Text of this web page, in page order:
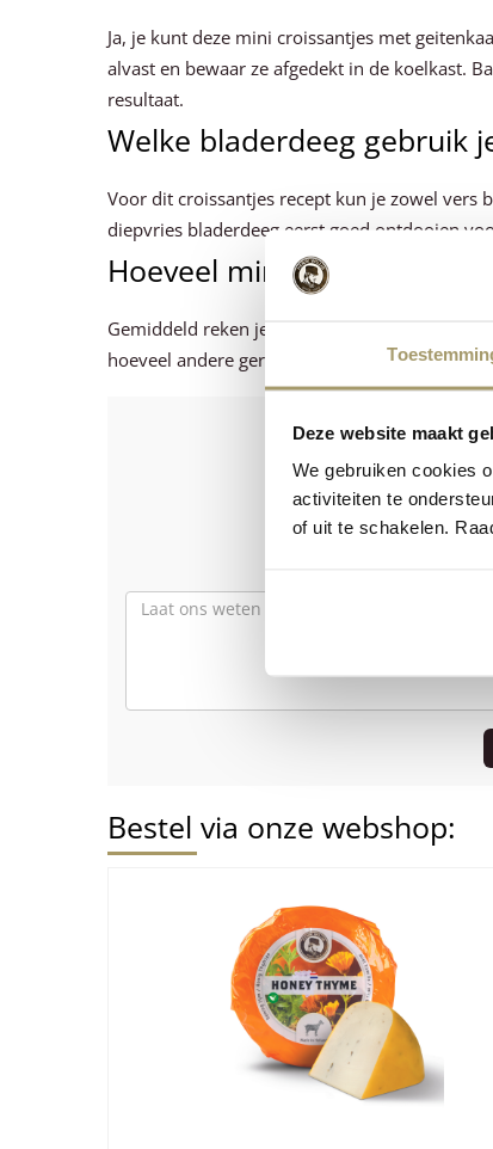
Deze website maakt
We gebruiken cookies
activiteiten te
of uit te schakelen.
Ja, je kunt deze mini croissantjes met
alvast en bewaar ze afgedekt in de koelkast.
resultaat.
Welke bladerdeeg gebruik
Voor dit croissantjes recept kun je zowel vers
diepvries bladerdeeg eerst goed ontdooien
Hoeveel mini croissantjes
Gemiddeld reken je op 3 tot 4 mini
hoeveel andere gerechten je serveert.
Is
Laat
Bestel via onze webshop: